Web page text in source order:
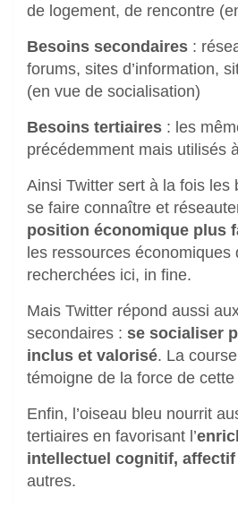
de logement, de rencontre
Besoins secondaires :
forums, sites d’information,
(en vue de socialisation)
Besoins tertiaires : les
précédemment mais utilisés
Ainsi Twitter sert à la fois les
se faire connaître et
position économique plus
les ressources économiques
recherchées ici, in fine.
Mais Twitter répond aussi
secondaires : se socialiser
inclus et valorisé. La
témoigne de la force de
Enfin, l’oiseau bleu nourrit
tertiaires en favorisant l’
intellectuel cognitif, affectif
autres.